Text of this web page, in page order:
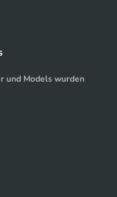
und Models wurden